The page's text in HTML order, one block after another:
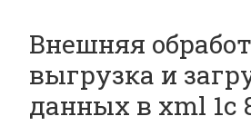
Внешняя
выгрузка и
данных в xml 1с